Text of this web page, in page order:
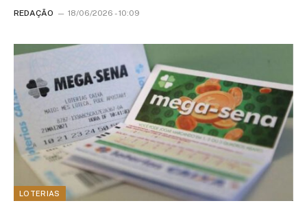
REDAÇÃO 18/06/2026 - 10:09
LOTERIAS